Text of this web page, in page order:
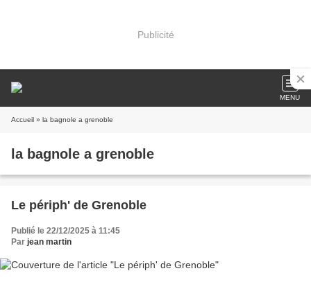
Publicité
MENU
Accueil » la bagnole a grenoble
la bagnole a grenoble
Le périph' de Grenoble
Publié le 22/12/2025 à 11:45
Par jean martin